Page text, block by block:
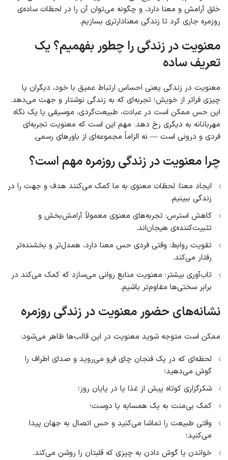
خلق آرامش و معنا دارد، و چگونه می‌توان آن را در لحظات ساده‌ی
روزمره جاری کرد تا زندگی معنادارتری بسازیم.
معنویت در زندگی را چطور بفهمیم؟ یک
تعریف ساده
معنویت در زندگی یعنی احساس ارتباط عمیق با خود، دیگران یا
چیزی فراتر از خویش؛ تجربه‌ای که به زندگی نوشتار و جهت می‌دهد.
این حس ممکن است در عبادت، طبیعت‌گردی، موسیقی یا یک نگاه
مهربانانه به دیگری رخ دهد. مهم این است که معنویت تجربه‌ای
فردی و درونی است — نه الزاماً مجموعه‌ای از باورهای رسمی.
چرا معنویت در زندگی روزمره مهم است؟
ایجاد معنا: لحظات معنوی به ما کمک می‌کنند هدف و جهت را در
زندگی ببینیم.
کاهش استرس: تجربه‌های معنوی معمولاً آرامش‌بخش و
تثبیت‌کننده‌ی هیجان‌اند.
تقویت روابط: وقتی فردی حس معنا دارد، همدل‌تر و بخشنده‌تر
رفتار می‌کند.
تاب‌آوری بیشتر: معنویت منابع روانی می‌سازد که کمک می‌کند در
برابر سختی‌ها مقاوم‌تر باشیم.
نشانه‌های حضور معنویت در زندگی روزمره
ممکن است متوجه شوید معنویت در این قالب‌ها ظاهر می‌شود:
لحظه‌ای که در یک فنجان چای فرو می‌روید و صدای اطراف را
گوش می‌دهید؛
شکرگزاری کوتاه پیش از غذا یا در پایان روز؛
کمک بی‌منت به یک همسایه یا دوست؛
وقتی طبیعت را تماشا می‌کنید و حس اتصال به جهان پیدا
می‌کنید؛
خواندن یا گوش دادن به چیزی که قلبتان را روشن می‌کند.